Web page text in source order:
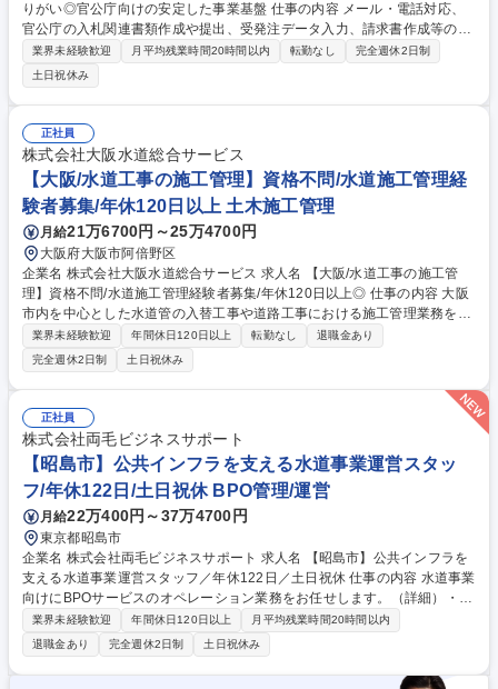
りがい◎官公庁向けの安定した事業基盤 仕事の内容 メール・電話対応、
官公庁の入札関連書類作成や提出、受発注データ入力、請求書作成等の営
業事務全般および業務改善をお任せします。 ■メール・電話対応 ■入札参
加資格申請・落札時書類の作成・発送 ■発注案件の検索・入札申込 ■官公
庁への書類提出・引き取り（月1～2回程度の日帰り出張あり） ■受注デー
タ入力・請求書作成 ■業務フロー改善・各種プロジェクトへの参加 ※業務
内容の変更範囲：会社の定める業務 募集職種 【千代田区/営業事務】社会
貢献性・やりがい◎官公庁向けの安定した事業基盤
業界未経験歓迎 月平均残業時間20時間以内 転勤なし
完全週休2日制
土日祝休み
正社員
株式会社大阪水道総合サービス
【大阪/水道工事の施工管理】資格不問/水道施工管理経
験者募集/年休120日以上 土木施工管理
月給21万6700円～25万4700円
大阪府大阪市阿倍野区
企業名 株式会社大阪水道総合サービス 求人名 【大阪/水道工事の施工管
理】資格不問/水道施工管理経験者募集/年休120日以上◎ 仕事の内容 大阪
市内を中心とした水道管の入替工事や道路工事における施工管理業務をお
任せします。資格がなくても水道工事の現場監督や施工管理の実務経験が
あれば即戦力としてお迎えします！当社で経験を活かしてください！ 水道
インフラ工事の施工管理全般（工程・安全・品質管理など）をお任せしま
す。 ・現場の巡回、監督 ・協力会社への指示出し ・施工図面の確認など
※資格不要の水道工事案件を中心にお任せします。 これまでのご経験を活
かし、ご自身のスタイルで現場を動かせます。 ※夜間工事は月1回以下と
少なく、ワークライフバランスを保ちやすい環境です。 募集職種 【大阪/
水道工事の施工管理】資格不問/水道施工管理経験者募集/年休120日以上◎
業界未経験歓迎 年間休日120日以上 転勤なし
退職金あり
完全週休2日制
土日祝休み
正社員
株式会社両毛ビジネスサポート
【昭島市】公共インフラを支える水道事業運営スタッ
フ/年休122日/土日祝休 BPO管理/運営
月給22万400円～37万4700円
東京都昭島市
企業名 株式会社両毛ビジネスサポート 求人名 【昭島市】公共インフラを
支える水道事業運営スタッフ／年休122日／土日祝休 仕事の内容 水道事業
向けにBPOサービスのオペレーション業務をお任せします。（詳細）・水
道料金に関するお客様窓口の運営・水道メーターの検針データ管理、料金
請求・収納に関する事務・水道メーターの調査や元栓の開閉作業 ・上記に
関する事務スタッフ・検針スタッフの管理 【入社後】座学による研修に加
え先輩社員のOJTで段階的に業務を学びますので、未経験の方でも安心し
業界未経験歓迎 年間休日120日以上
月平均残業時間20時間以内
退職金あり
完全週休2日制 土日祝休み